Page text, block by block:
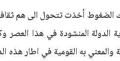
تلك الضغوط أخذت تتحول الى هم
المنشودة في هذا العصر
به القومية في اطار